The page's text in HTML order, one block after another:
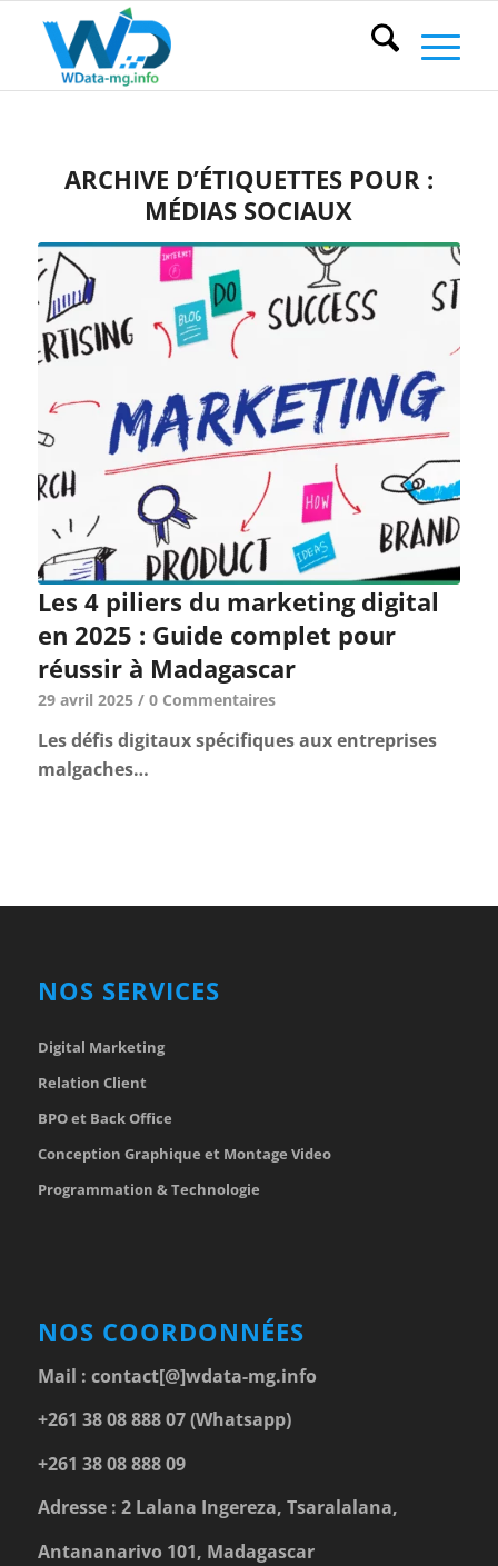
ARCHIVE D’ÉTIQUETTES POUR :
MÉDIAS SOCIAUX
Les 4 piliers du marketing digital
en 2025 : Guide complet pour
réussir à Madagascar
29 avril 2025 / 0 Commentaires
Les défis digitaux spécifiques aux entreprises
malgaches…
NOS SERVICES
Digital Marketing
Relation Client
BPO et Back Office
Conception Graphique et Montage Video
Programmation & Technologie
NOS COORDONNÉES
Mail : contact[@]wdata-mg.info
+261 38 08 888 07 (Whatsapp)
+261 38 08 888 09
Adresse : 2 Lalana Ingereza, Tsaralalana,
Antananarivo 101, Madagascar